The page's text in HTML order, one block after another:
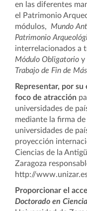
en las diferentes
el Patrimonio
módulos, Mundo
Patrimonio
interrelacionados a
Módulo Obligatorio y
Trabajo de Fin de
Representar, por
foco de atracción
universidades de
mediante la firma
universidades de
proyección
Ciencias de la
Zaragoza
http://
Proporcionar el
Doctorado en